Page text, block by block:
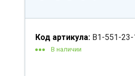
Код артикула: B1-551-
В наличии